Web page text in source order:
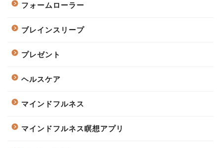
フォームローラー
ブレインスリープ
プレゼント
ヘルスケア
マインドフルネス
マインドフルネス瞑想アプリ